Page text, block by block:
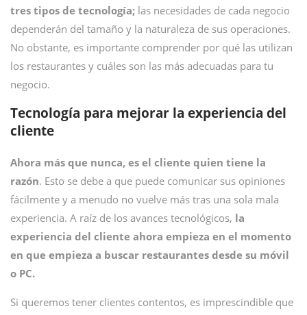
tres tipos de tecnología; las necesidades de cada negocio
dependerán del tamaño y la naturaleza de sus operaciones.
No obstante, es importante comprender por qué las utilizan
los restaurantes y cuáles son las más adecuadas para tu
negocio.
Tecnología para mejorar la experiencia del
cliente
Ahora más que nunca, es el cliente quien tiene la
razón. Esto se debe a que puede comunicar sus opiniones
fácilmente y a menudo no vuelve más tras una sola mala
experiencia. A raíz de los avances tecnológicos, la
experiencia del cliente ahora empieza en el momento
en que empieza a buscar restaurantes desde su móvil
o PC.
Si queremos tener clientes contentos, es imprescindible que